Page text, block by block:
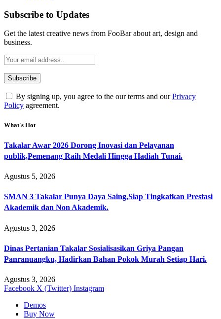
Subscribe to Updates
Get the latest creative news from FooBar about art, design and
business.
By signing up, you agree to the our terms and ourPrivacy
Policy agreement.
What's Hot
Takalar Awar 2026 Dorong Inovasi dan Pelayanan
publik,Pemenang Raih Medali Hingga Hadiah Tunai.
Agustus 5, 2026
SMAN 3 Takalar Punya Daya Saing,Siap Tingkatkan Prestasi
Akademik dan Non Akademik.
Agustus 3, 2026
Dinas Pertanian Takalar Sosialisasikan Griya Pangan
Panranuangku, Hadirkan Bahan Pokok Murah Setiap Hari.
Agustus 3, 2026
Facebook X (Twitter) Instagram
Demos
Buy Now